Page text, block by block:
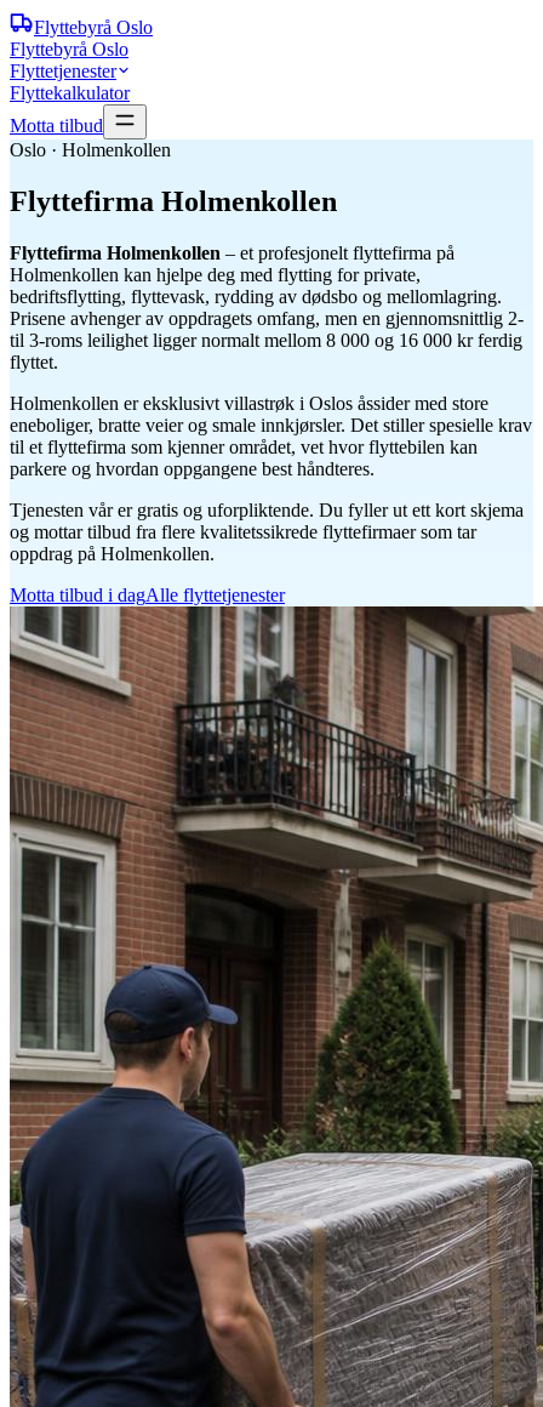
Flyttebyrå Oslo
Flyttebyrå Oslo
Flyttetjenester
Flyttekalkulator
Motta tilbud
Oslo · Holmenkollen
Flyttefirma Holmenkollen
Flyttefirma Holmenkollen – et profesjonelt flyttefirma på
Holmenkollen kan hjelpe deg med flytting for private,
bedriftsflytting, flyttevask, rydding av dødsbo og mellomlagring.
Prisene avhenger av oppdragets omfang, men en gjennomsnittlig 2-
til 3-roms leilighet ligger normalt mellom 8 000 og 16 000 kr ferdig
flyttet.
Holmenkollen er eksklusivt villastrøk i Oslos åssider med store
eneboliger, bratte veier og smale innkjørsler. Det stiller spesielle krav
til et flyttefirma som kjenner området, vet hvor flyttebilen kan
parkere og hvordan oppgangene best håndteres.
Tjenesten vår er gratis og uforpliktende. Du fyller ut ett kort skjema
og mottar tilbud fra flere kvalitetssikrede flyttefirmaer som tar
oppdrag på Holmenkollen.
Motta tilbud i dagAlle flyttetjenester